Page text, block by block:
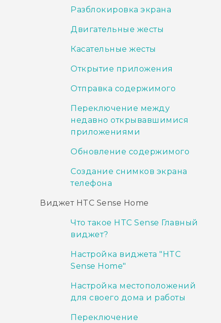
Разблокировка экрана
Двигательные жесты
Касательные жесты
Открытие приложения
Отправка содержимого
Переключение между
недавно открывавшимися
приложениями
Обновление содержимого
Создание снимков экрана
телефона
Виджет HTC Sense Home
Что такое HTC Sense Главный
виджет?
Настройка виджета "‍HTC
Sense Home"‍
Настройка местоположений
для своего дома и работы
Переключение